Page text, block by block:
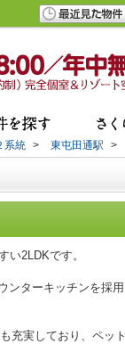
系統 > 東屯田通駅 >
い2LDKです。
ンターキッチンを採
充実しており、ペッ